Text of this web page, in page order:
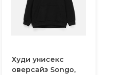
Худи унисекс
оверсайз Songo,